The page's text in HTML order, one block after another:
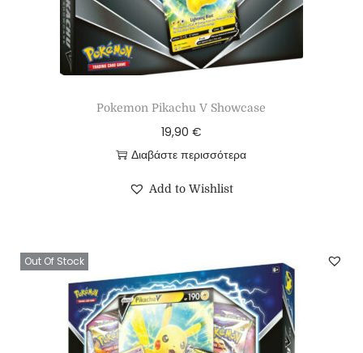
Pokemon Pikachu V Showcase
19,90 €
Διαβάστε περισσότερα
Add to Wishlist
Out Of Stock